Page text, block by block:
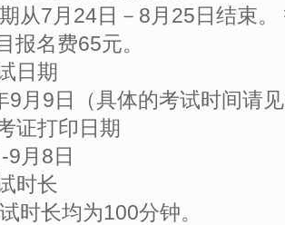
从7月24日－8月25日结束
报名费65元。
日期
9月9日（具体的考试时间请
证打印日期
9月8日
时长
时长均为100分钟。